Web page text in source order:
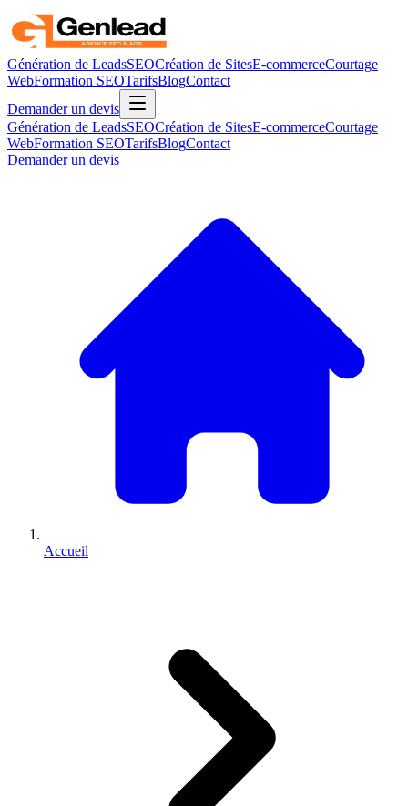
Génération de LeadsSEOCréation de SitesE-commerceCourtage
WebFormation SEOTarifsBlogContact
Demander un devis
Génération de LeadsSEOCréation de SitesE-commerceCourtage
WebFormation SEOTarifsBlogContact
Demander un devis
Accueil